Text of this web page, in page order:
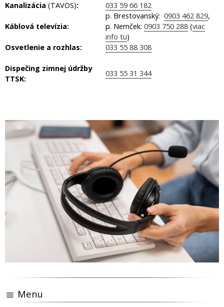
Kanalizácia (TAVOS): 033 59 66 182
Káblová televízia:
p. Brestovanský: 0903 462 829,
p. Nemček: 0903 750 288 (viac
info tu)
Osvetlenie a rozhlas:
033 55 88 308
Dispečing zimnej údržby
TTSK:
033 55 31 344
Menu